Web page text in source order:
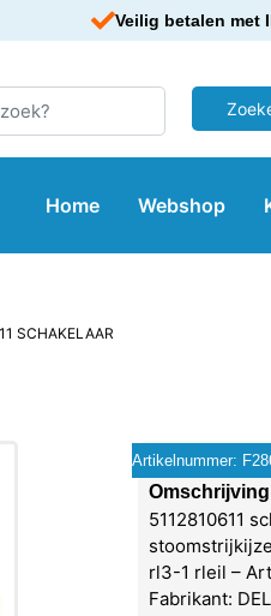
Veilig betalen met
Home Webshop
SCHAKELAAR
Artikelnummer:
Omschrijving
5112810611
rl3-1 rleil –
Fabrikant: